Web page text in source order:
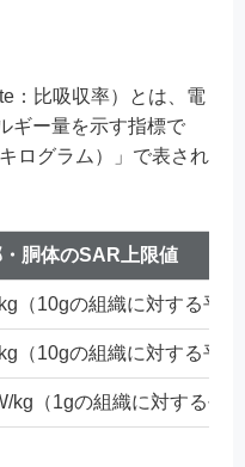
：比吸収率）とは、電
ギー量を示す指標で
ログラム）」で表され
胴体のSAR上限値
（10gの組織に対する平均
（10gの組織に対する平均
kg（1gの組織に対する平